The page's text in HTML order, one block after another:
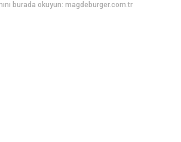
burada okuyun: magdeburger.com.tr